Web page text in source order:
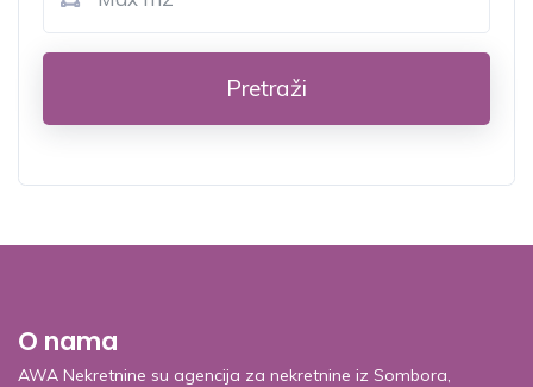
Pretraži
O nama
AWA Nekretnine su agencija za nekretnine iz Sombora,